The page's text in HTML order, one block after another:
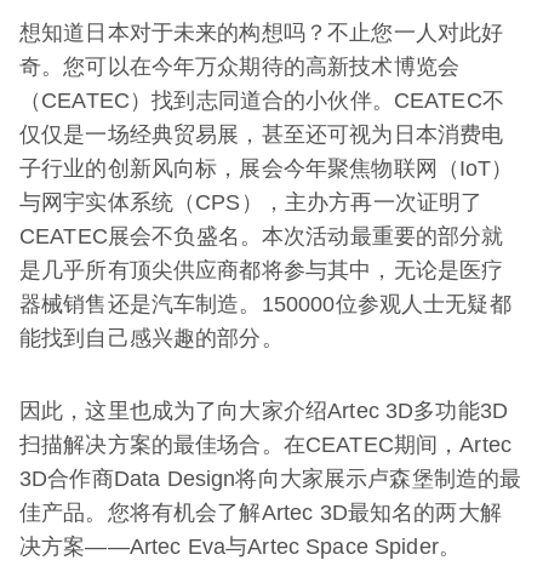
想知道日本对于未来的构想吗？不止您一人对此好
奇。您可以在今年万众期待的高新技术博览会
（CEATEC）找到志同道合的小伙伴。CEATEC不
仅仅是一场经典贸易展，甚至还可视为日本消费电
子行业的创新风向标，展会今年聚焦物联网（IoT）
与网宇实体系统（CPS），主办方再一次证明了
CEATEC展会不负盛名。本次活动最重要的部分就
是几乎所有顶尖供应商都将参与其中，无论是医疗
器械销售还是汽车制造。150000位参观人士无疑都
能找到自己感兴趣的部分。
因此，这里也成为了向大家介绍Artec 3D多功能3D
扫描解决方案的最佳场合。在CEATEC期间，Artec
3D合作商Data Design将向大家展示卢森堡制造的最
佳产品。您将有机会了解Artec 3D最知名的两大解
决方案——Artec Eva与Artec Space Spider。